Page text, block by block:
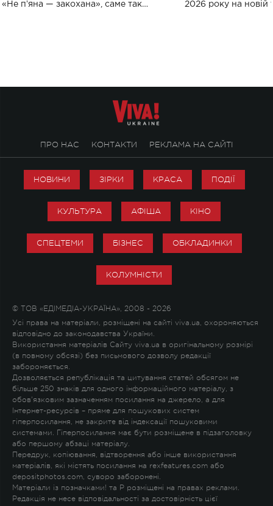
«Не пʼяна — закохана», саме так
2026 року на новій
ПРО НАС КОНТАКТИ РЕКЛАМА НА САЙТІ
НОВИНИ ЗІРКИ КРАСА ПОДІЇ
КУЛЬТУРА АФІША КІНО
СПЕЦТЕМИ БІЗНЕС ОБКЛАДИНКИ
КОЛУМНІСТИ
© ТОВ «ЕДІМЕДІА-УКРАЇНА», 2008 - 2026
Усі права на матеріали, розміщені на сайті viva.ua, охороняються
відповідно до законодавства України.
Використання матеріалів Сайту viva.ua в оригінальному розмірі
(в повному обсязі) без письмового дозволу редакції
забороняється.
Дозволяється републікація та цитування статей обсягом не
більше 250 знаків для одного інформаційного матеріалу, з
обов'язковим зазначенням посилання на джерело, а для
Інтернет-ресурсів – пряме для пошукових систем
гіперпосилання, не закрите від індексації пошуковими
системами. Гіперпосилання має бути розміщене в підзаголовку
або першому абзаці матеріалу.
Передрук, копіювання, відтворення або інше використання
матеріалів, які містять посилання на rexfeatures.com або
depositphotos.com, суворо заборонені.
Матеріали із позначками! та P розміщені на правах реклами.
Редакція не несе відповідальності за достовірність цієї